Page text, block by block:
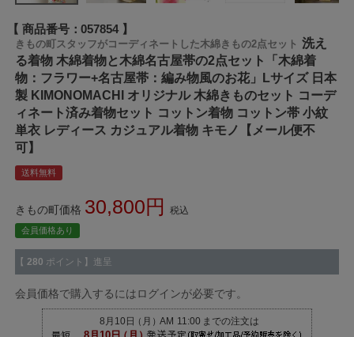
商品番号 057854
きもの町スタッフがコーディネートした木綿きもの2点セット 洗え
る着物 木綿着物と木綿名古屋帯の2点セット「木綿着
物：フラワー+名古屋帯：編み物風のお花」Lサイズ 日本
製 KIMONOMACHI オリジナル 木綿きものセット コーデ
ィネート済み着物セット コットン着物 コットン帯 小紋
単衣 レディース カジュアル着物 キモノ【メール便不
可】
送料無料
きもの町価格 30,800 税込
会員価格あり
【 280 ポイント】進呈
会員価格で購入するにはログインが必要です。